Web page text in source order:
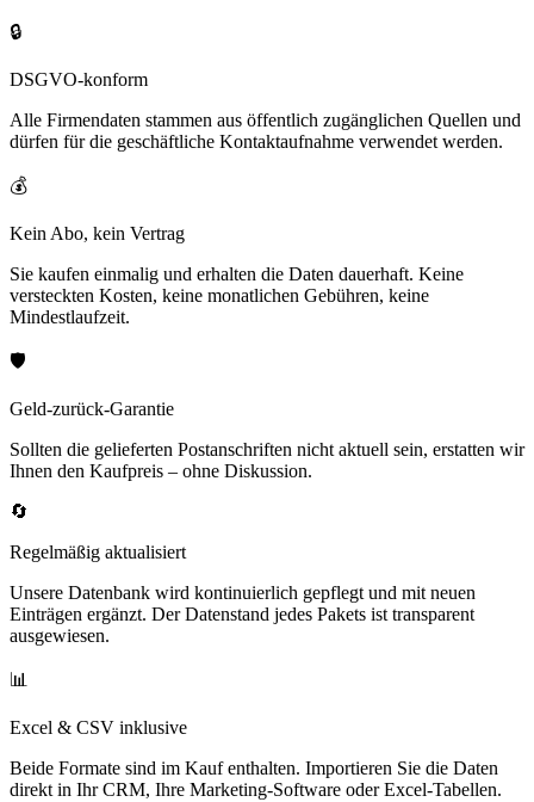
🔒
DSGVO-konform
Alle Firmendaten stammen aus öffentlich zugänglichen Quellen und
dürfen für die geschäftliche Kontaktaufnahme verwendet werden.
💰
Kein Abo, kein Vertrag
Sie kaufen einmalig und erhalten die Daten dauerhaft. Keine
versteckten Kosten, keine monatlichen Gebühren, keine
Mindestlaufzeit.
🛡️
Geld-zurück-Garantie
Sollten die gelieferten Postanschriften nicht aktuell sein, erstatten wir
Ihnen den Kaufpreis – ohne Diskussion.
🔄
Regelmäßig aktualisiert
Unsere Datenbank wird kontinuierlich gepflegt und mit neuen
Einträgen ergänzt. Der Datenstand jedes Pakets ist transparent
ausgewiesen.
📊
Excel & CSV inklusive
Beide Formate sind im Kauf enthalten. Importieren Sie die Daten
direkt in Ihr CRM, Ihre Marketing-Software oder Excel-Tabellen.